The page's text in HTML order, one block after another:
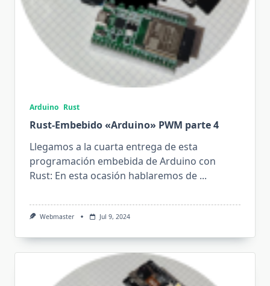
Arduino Rust
Rust-Embebido «Arduino» PWM parte 4
Llegamos a la cuarta entrega de esta
programación embebida de Arduino con
Rust: En esta ocasión hablaremos de ...
Webmaster Jul 9, 2024